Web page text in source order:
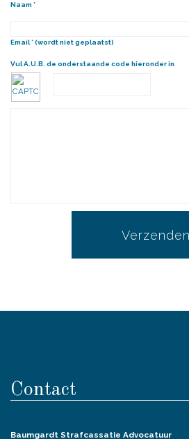
Naam *
Email * (wordt niet geplaatst)
Vul A.U.B. de onderstaande code hieronder in
Contact
Baumgardt Strafcassatie Advocatuur